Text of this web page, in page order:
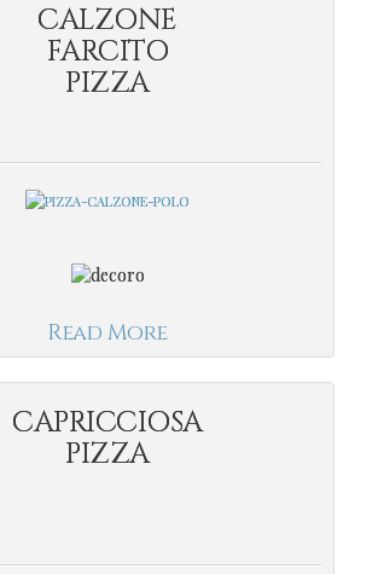
CALZONE
FARCITO
PIZZA
Read More
CAPRICCIOSA
PIZZA